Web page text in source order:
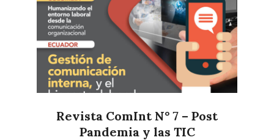
Revista ComInt N° 7 – Post
Pandemia y las TIC